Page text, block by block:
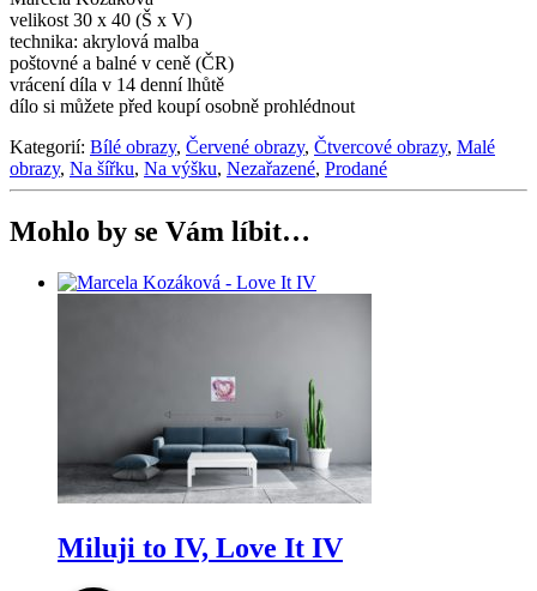
velikost 30 x 40 (Š x V)
technika: akrylová malba
poštovné a balné v ceně (ČR)
vrácení díla v 14 denní lhůtě
dílo si můžete před koupí osobně prohlédnout
Kategorií: Bílé obrazy, Červené obrazy, Čtvercové obrazy, Malé
obrazy, Na šířku, Na výšku, Nezařazené, Prodané
Mohlo by se Vám líbit…
Miluji to IV, Love It IV